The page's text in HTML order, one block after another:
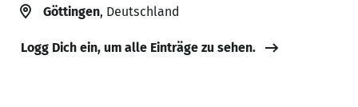
Göttingen, Deutschland
Logg Dich ein, um alle Einträge zu sehen.